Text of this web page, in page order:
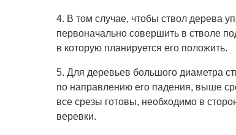
4. В том случае, чтобы ствол дерева
первоначально совершить в стволе
в которую планируется его положить.
5. Для деревьев большого диаметра
по направлению его падения, выше
все срезы готовы, необходимо в
веревки.